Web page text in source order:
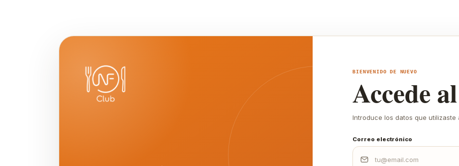
BIENVENIDO DE NUEVO
Accede
Introduce los datos que utilizaste
Correo electrónico